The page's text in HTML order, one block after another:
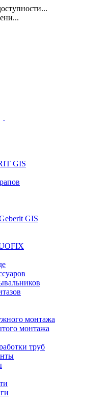
доступности...
GIS
GIS
монтажа
монтажа
труб